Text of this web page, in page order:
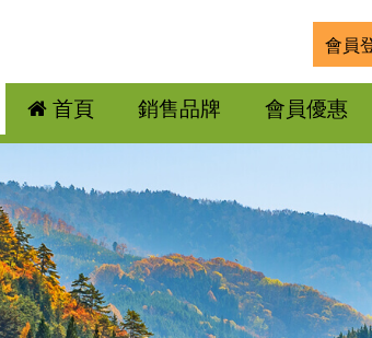
會員
首頁 銷售品牌 會員優惠